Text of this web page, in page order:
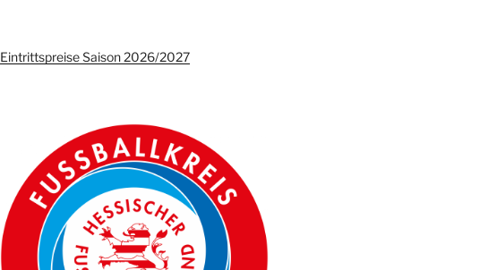
Eintrittspreise Saison 2026/2027